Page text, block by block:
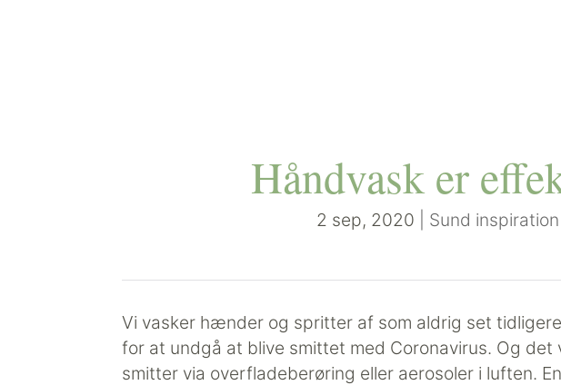
Håndvask er
2 sep, 2020 Sund inspiration
Vi vasker hænder og spritter af som aldrig set
for at undgå at blive smittet med Coronavirus. Og det
smitter via overfladeberøring eller aerosoler i luften.